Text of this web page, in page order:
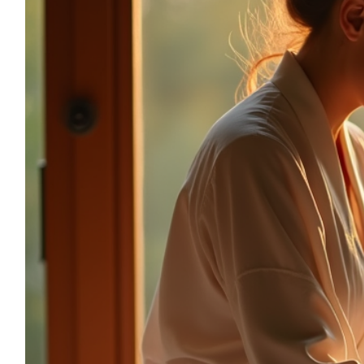
sonia.reiki50@gmail.com